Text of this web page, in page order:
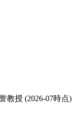
教授 (2026-07時点)